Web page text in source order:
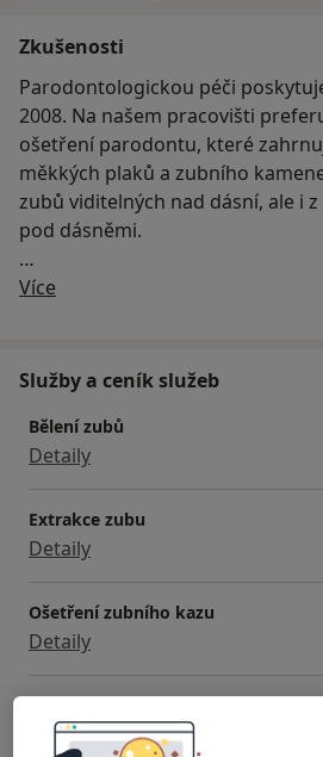
Zkušenosti
Parodontologickou péči
2008. Na našem pracovišti
ošetření parodontu, které
měkkých plaků a zubního
zubů viditelných nad dásní, ale i
pod dásněmi.
Kromě parodontologické péče se
anestezii:
Více
Služby a ceník služeb
Bělení zubů
Detaily
Extrakce zubu
Detaily
Ošetření zubního kazu
Detaily
Detaily